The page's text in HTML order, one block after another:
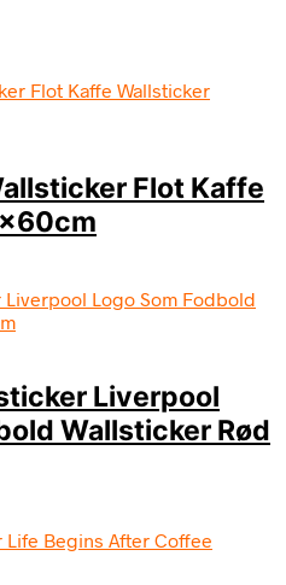
Flot Kaffe
Liverpool
Wallsticker Rød